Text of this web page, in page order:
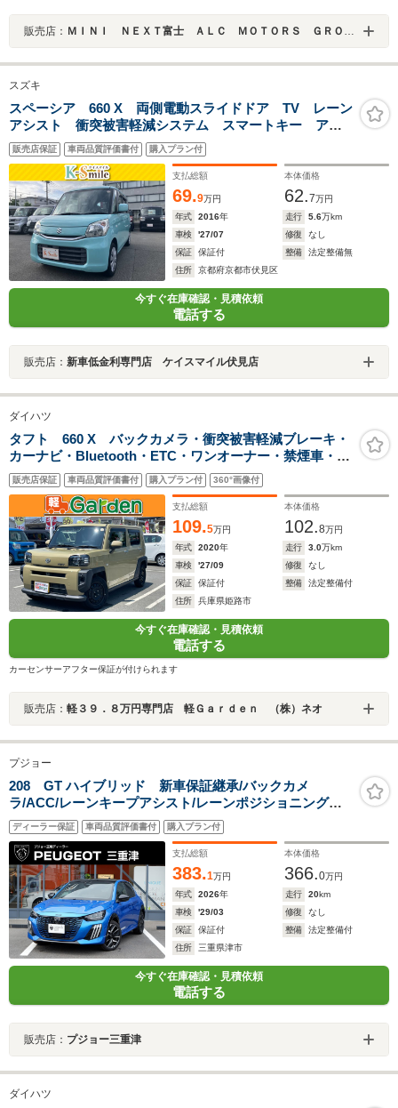
販売店： ＭＩＮＩ ＮＥＸＴ富士 ＡＬＣ ＭＯＴＯＲＳ ＧＲＯＵＰ
スズキ
スペーシア 660 X 両側電動スライドドア TV レーン
アシスト 衝突被害軽減システム スマートキー アイ
ドリングストップ 電動格納ミラー シートヒーター
ベンチシート CVT 盗難防止システム ABS ESC
販売店保証 車両品質評価書付 購入プラン付
支払総額
69.9万円
本体価格
62.7万円
年式
2016年 走行 5.6万km
車検
'27/07 修復
なし
保証
保証付 整備
法定整備無
住所
京都府京都市伏見区
今すぐ在庫確認・見積依頼
電話する
販売店： 新車低金利専門店 ケイスマイル伏見店
ダイハツ
タフト 660 X バックカメラ・衝突被害軽減ブレーキ・
カーナビ・Bluetooth・ETC・ワンオーナー・禁煙車・フ
ルセグTV・CD/DVD再生・スマートキー&プッシュスター
ト・ベンチシート・ルームクリーニング
販売店保証 車両品質評価書付 購入プラン付 360°画像付
支払総額
109.5万円
本体価格
102.8万円
年式
2020年 走行 3.0万km
車検
'27/09 修復
なし
保証
保証付 整備
法定整備付
住所
兵庫県姫路市
今すぐ在庫確認・見積依頼
電話する
カーセンサーアフター保証が付けられます
販売店： 軽３９．８万円専門店 軽Ｇａｒｄｅｎ （株）ネオ
プジョー
208 GT ハイブリッド 新車保証継承/バックカメ
ラ/ACC/レーンキープアシスト/レーンポジショニングア
シスト/ブラインドスポットモニター/LEDヘッドライト/フ
ロント・バックソナー/アップルカープレイ/アンドロイド
オート
ディーラー保証 車両品質評価書付 購入プラン付
支払総額
383.1万円
本体価格
366.0万円
年式
2026年 走行 20km
車検
'29/03 修復
なし
保証
保証付 整備
法定整備付
住所
三重県津市
今すぐ在庫確認・見積依頼
電話する
販売店： プジョー三重津
ダイハツ